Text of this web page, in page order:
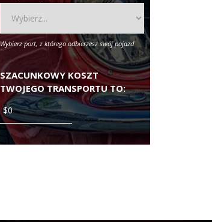
Wybierz port, z którego odbierzesz swój pojazd
SZACUNKOWY KOSZT
TWOJEGO TRANSPORTU TO: